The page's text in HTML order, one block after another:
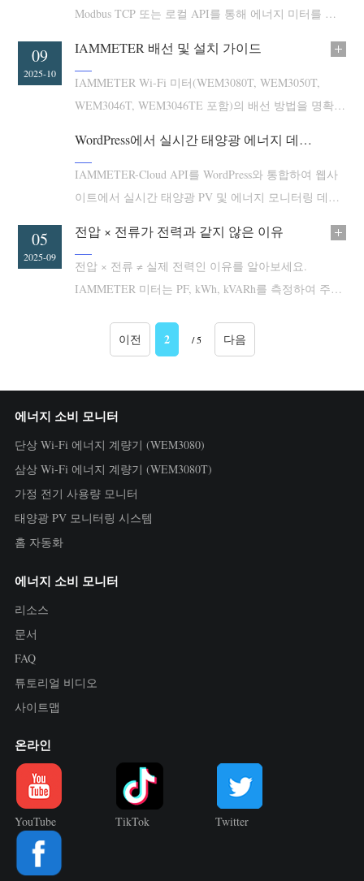
Modbus TCP 또는 로컬 API를 통해 에너지 미터를 연
13
2025-10
IAMMETER 배선 및 설치 가이드
IAMMETER Wi-Fi 미터(WEM3080T, WEM3050T,
WEM3046T, WEM3046TE 포함)의 배선 방법을 명확한
09
2025-10
WordPress에서 실시간 태양광 에너지 데이터 표시 | IAMMETER-Cloud API 플러그인
IAMMETER-Cloud API를 WordPress와 통합하여 웹사
이트에서 실시간 태양광 PV 및 에너지 모니터링 데이
05
2025-09
전압 × 전류가 전력과 같지 않은 이유
전압 × 전류 ≠ 실제 전력인 이유를 알아보세요.
IAMMETER 미터는 PF, kWh, kVARh를 측정하여 주거
최적화할 수 있도록 도와줍니다.
이전 2 / 5 다음
에너지 소비 모니터
단상 Wi-Fi 에너지 계량기 (WEM3080)
삼상 Wi-Fi 에너지 계량기 (WEM3080T)
가정 전기 사용량 모니터
태양광 PV 모니터링 시스템
홈 자동화
에너지 소비 모니터
리소스
문서
FAQ
튜토리얼 비디오
사이트맵
온라인
YouTube TikTok Twitter